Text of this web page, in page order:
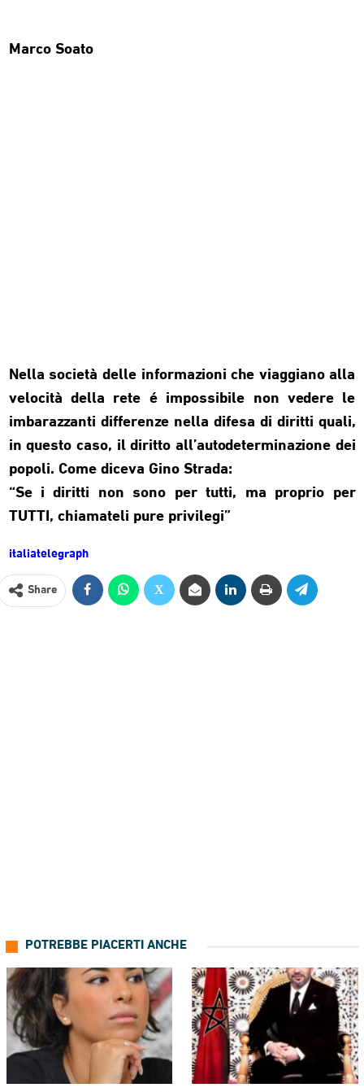
Marco Soato
Nella società delle informazioni che viaggiano alla
velocità della rete é impossibile non vedere le
imbarazzanti differenze nella difesa di diritti quali,
in questo caso, il diritto all’autodeterminazione dei
popoli. Come diceva Gino Strada:
“Se i diritti non sono per tutti, ma proprio per
TUTTI, chiamateli pure privilegi”
italiatelegraph
Share
POTREBBE PIACERTI ANCHE